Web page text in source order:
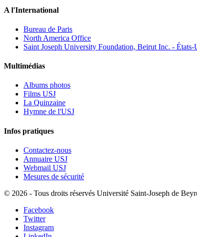
A l'International
Bureau de Paris
North America Office
Saint Joseph University Foundation, Beirut Inc. - États-
Multimédias
Albums photos
Films USJ
La Quinzaine
Hymne de l'USJ
Infos pratiques
Contactez-nous
Annuaire USJ
Webmail USJ
Mesures de sécurité
© 2026 - Tous droits réservés Université Saint-Joseph de
Facebook
Twitter
Instagram